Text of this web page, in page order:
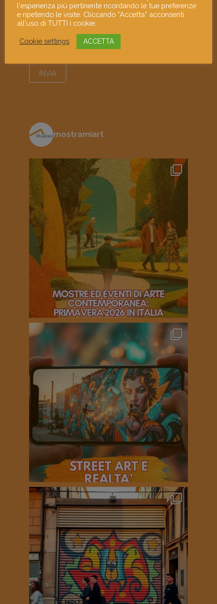
Ho letto e accetto l'informativa sulla
mostramiart
l'esperienza più pertinente ricordando le tue preferenze
e ripetendo le visite. Cliccando “Accetta” acconsenti
all'uso di TUTTI i cookie.
Cookie settings ACCETTA